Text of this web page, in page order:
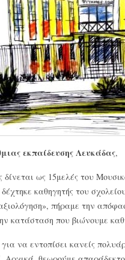
εκπαίδευσης Λευκάδας,
δίνεται ως 15μελές του
καθηγητής του
πήραμε την
κατάσταση που βιώνουμε
να εντοπίσει κανείς